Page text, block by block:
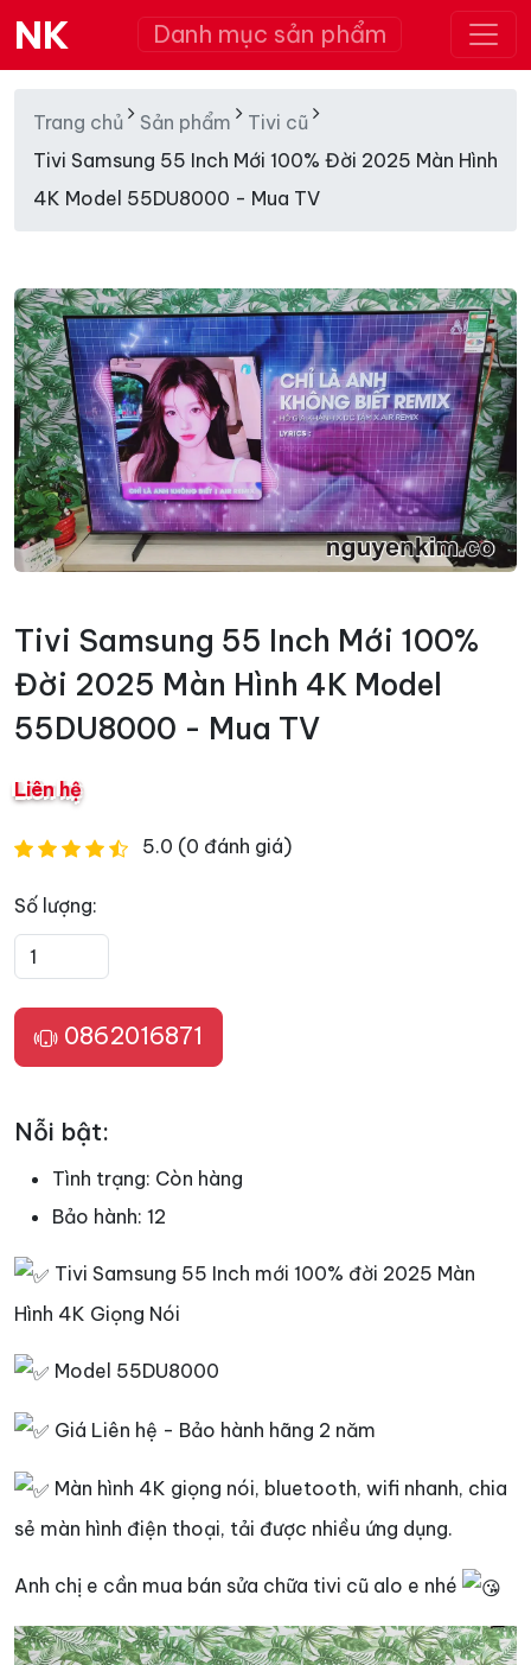
NK Danh mục sản phẩm
Trang chủ Sản phẩm
Tivi cũ
Tivi Samsung 55 Inch Mới 100% Đời 2025 Màn Hình
4K Model 55DU8000 - Mua TV
Tivi Samsung 55 Inch Mới 100%
Đời 2025 Màn Hình 4K Model
55DU8000 - Mua TV
Liên hệ
5.0 (0 đánh giá)
Số lượng:
0862016871
Nỗi bật:
Tình trạng: Còn hàng
Bảo hành: 12
Tivi Samsung 55 Inch mới 100% đời 2025 Màn
Hình 4K Giọng Nói
Model 55DU8000
Giá Liên hệ - Bảo hành hãng 2 năm
Màn hình 4K giọng nói, bluetooth, wifi nhanh, chia
sẻ màn hình điện thoại, tải được nhiều ứng dụng.
Anh chị e cần mua bán sửa chữa tivi cũ alo e nhé